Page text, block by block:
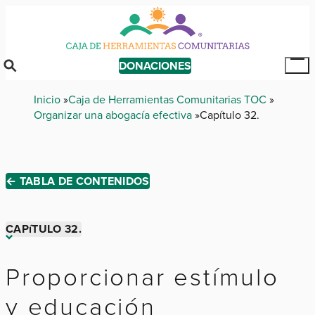
content
DONACIONES
Breadcrumb
Inicio Caja de Herramientas Comunitarias TOC
Organizar una abogacía efectiva Capítulo 32.
← TABLA DE CONTENIDOS
CAPíTULO 32.
Capítulo 2.
Proporcionar estímulo
y educación